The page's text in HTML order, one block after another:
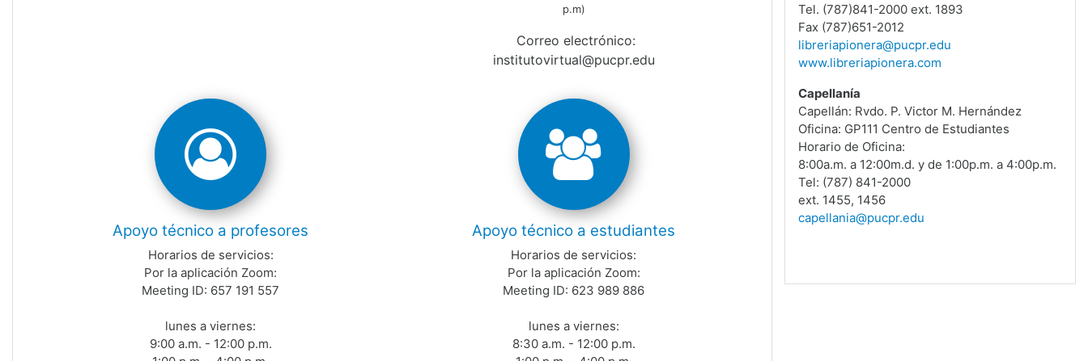
p.m)
Correo electrónico:
institutovirtual@pucpr.edu
Apoyo técnico a profesores
Horarios de servicios:
Por la aplicación Zoom:
Meeting ID: 657 191 557
lunes a viernes:
9:00 a.m. - 12:00 p.m.
Apoyo técnico a estudiantes
Horarios de servicios:
Por la aplicación Zoom:
Meeting ID: 623 989 886
lunes a viernes:
8:30 a.m. - 12:00 p.m.
Tel. (787)841-2000 ext. 1893
Fax (787)651-2012
libreriapionera@pucpr.edu
www.libreriapionera.com
Capellanía
Capellán: Rvdo. P. Victor M. Hernández
Oficina: GP111 Centro de Estudiantes
Horario de Oficina:
8:00a.m. a 12:00m.d. y de 1:00p.m. a 4:00p.m.
Tel: (787) 841-2000
ext. 1455, 1456
capellania@pucpr.edu